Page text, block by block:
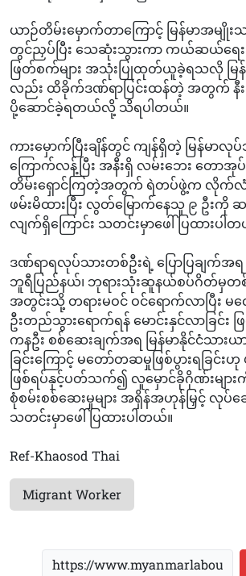
ယာဉ်တိမ်းမှောက်တာကြောင့် မြန်မာအမျိုး
တွင်ညှပ်ပြီး သေဆုံးသွားကာ ကယ်ဆယ်ရ
ဖြတ်စက်များ အသုံးပြုထုတ်ယူခဲ့ရသလို မြန်
လည်း ထိခိုက်ဒဏ်ရာပြင်းထန်တဲ့ အတွက် နီး
ပို့ဆောင်ခဲ့ရတယ်လို့ သိရပါတယ်။
ကားမှောက်ပြီးချိန်တွင် ကျန်ရှိတဲ့ မြန်မာလု
ကြောက်လန့်ပြီး အနီးရှိ လမ်းဘေး တော
တိမ်းရှောင်ကြတဲ့အတွက် ရဲတပ်ဖွဲ့က လိုက်လံဖ
ဖမ်းမိထားပြီး လွတ်မြောက်နေသူ ၉ ဦး
လျက်ရှိကြောင်း သတင်းမှာဖေါ်ပြထားပါ
ဒဏ်ရာရလုပ်သားတစ်ဦးရဲ့ ပြောပြချက်အ
ဘူရီပြည်နယ်၊ ဘုရားသုံးဆူနယ်စပ်ဂိတ်မှတ
အတွင်းသို့ တရားမဝင် ဝင်ရောက်လာပြီး မလ
ဦးတည်သွားရောက်ရန် မောင်းနှင်လာခြင်း
ကနဦး စစ်ဆေးချက်အရ မြန်မာနိုင်ငံသား
ခြင်းကြောင့် မတော်တဆမှုဖြစ်ပွားရခြင်း
ဖြစ်ရပ်နှင့်ပတ်သက်၍ လူမှောင်ခိုဂိုဏ်းမျာ
စုံစမ်းစစ်ဆေးမှုများ အရှိန်အဟုန်မြှင့် လု
သတင်းမှာဖေါ်ပြထားပါတယ်။
Ref-Khaosod Thai
Migrant Worker